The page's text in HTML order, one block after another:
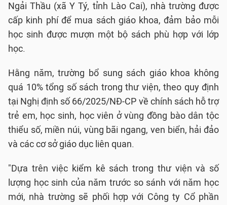
Ngải Thầu (xã Y Tý, tỉnh Lào Cai), nhà trường được
cấp kinh phí để mua sách giáo khoa, đảm bảo mỗi
học sinh được mượn một bộ sách phù hợp với lớp
học.
Hằng năm, trường bổ sung sách giáo khoa không
quá 10% tổng số sách trong thư viện, theo quy định
tại Nghị định số 66/2025/NĐ-CP về chính sách hỗ trợ
trẻ em, học sinh, học viên ở vùng đồng bào dân tộc
thiểu số, miền núi, vùng bãi ngang, ven biển, hải đảo
và các cơ sở giáo dục liên quan.
"Dựa trên việc kiểm kê sách trong thư viện và số
lượng học sinh của năm trước so sánh với năm học
mới, nhà trường sẽ phối hợp với Công ty Cổ phần